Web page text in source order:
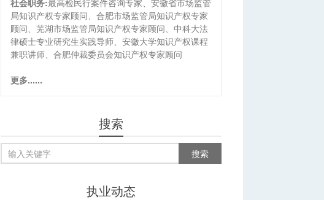
局知识产权专家顾问、合肥市场监管局知识产权专家
顾问、芜湖市场监管局知识产权专家顾问、中科大法
律硕士专业研究生实践导师、安徽大学知识产权课程
兼职讲师、合肥仲裁委员会知识产权专家顾问
更多......
搜索
执业动态